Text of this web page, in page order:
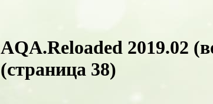
AQA.Reloaded 2019.02
(страница 38)